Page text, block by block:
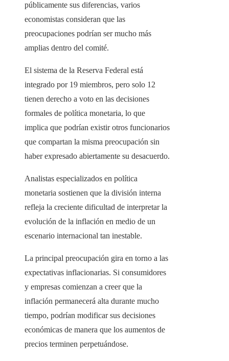
públicamente sus diferencias, varios
economistas consideran que las
preocupaciones podrían ser mucho más
amplias dentro del comité.
El sistema de la Reserva Federal está
integrado por 19 miembros, pero solo 12
tienen derecho a voto en las decisiones
formales de política monetaria, lo que
implica que podrían existir otros funcionarios
que compartan la misma preocupación sin
haber expresado abiertamente su desacuerdo.
Analistas especializados en política
monetaria sostienen que la división interna
refleja la creciente dificultad de interpretar la
evolución de la inflación en medio de un
escenario internacional tan inestable.
La principal preocupación gira en torno a las
expectativas inflacionarias. Si consumidores
y empresas comienzan a creer que la
inflación permanecerá alta durante mucho
tiempo, podrían modificar sus decisiones
económicas de manera que los aumentos de
precios terminen perpetuándose.